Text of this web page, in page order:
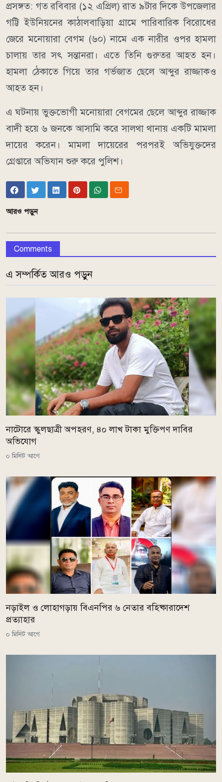
প্রসঙ্গত: গত রবিবার (১২ এপ্রিল) রাত ৯টার দিকে উপজেলার
গট্টি ইউনিয়নের কাঠালবাড়িয়া গ্রামে পারিবারিক বিরোধের
জেরে মনোয়ারা বেগম (৬০) নামে এক নারীর ওপর হামলা
চালায় তার সৎ সন্তানরা। এতে তিনি গুরুতর আহত হন।
হামলা ঠেকাতে গিয়ে তার গর্ভজাত ছেলে আব্দুর রাজ্জাকও
আহত হন।
এ ঘটনায় ভুক্তভোগী মনোয়ারা বেগমের ছেলে আব্দুর রাজ্জাক
বাদী হয়ে ৬ জনকে আসামি করে সালথা থানায় একটি মামলা
দায়ের করেন। মামলা দায়েরের পরপরই অভিযুক্তদের
গ্রেপ্তারে অভিযান শুরু করে পুলিশ।
আরও পড়ুন
Comments
এ সম্পর্কিত আরও পড়ুন
নাটোরে স্কুলছাত্রী অপহরণ, ৪০ লাখ টাকা মুক্তিপণ দাবির
অভিযোগ
০ মিনিট আগে
নড়াইল ও লোহাগড়ায় বিএনপির ৬ নেতার বহিষ্কারাদেশ
প্রত্যাহার
০ মিনিট আগে